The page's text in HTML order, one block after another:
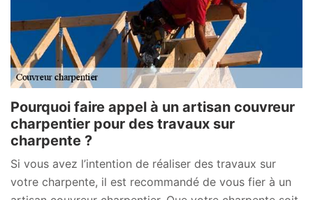
Pourquoi faire appel à un artisan couvreur
charpentier pour des travaux sur
charpente ?
Si vous avez l’intention de réaliser des travaux sur
votre charpente, il est recommandé de vous fier à un